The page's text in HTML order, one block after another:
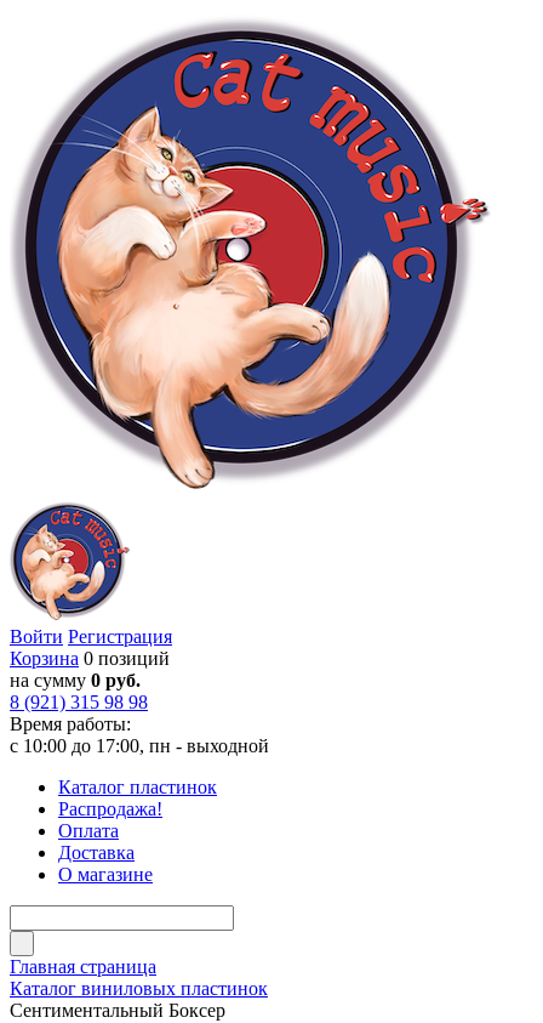
Войти Регистрация
Корзина 0 позиций
на сумму 0 руб.
8 (921) 315 98 98
Время работы:
с 10:00 до 17:00, пн - выходной
Каталог пластинок
Распродажа!
Оплата
Доставка
О магазине
Главная страница
Каталог виниловых пластинок
Сентиментальный Боксер